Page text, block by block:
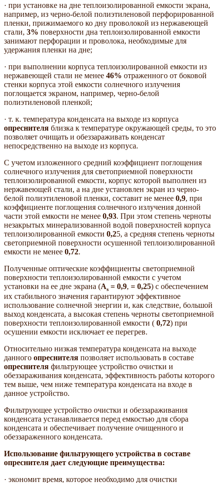
· при установке на дне теплоизолированной емкости экрана,
например, из черно-белой полиэтиленовой перфорированной
пленки, прижимаемого ко дну проволокой из нержавеющей
стали, 3% поверхности дна теплоизолированной емкости
занимают перфорации и проволока, необходимые для
удержания пленки на дне;
· при выполнении корпуса теплоизолированной емкости из
нержавеющей стали не менее 46% отраженного от боковой
стенки корпуса этой емкости солнечного излучения
поглощается экраном, например, черно-белой
полиэтиленовой пленкой;
· т. к. температура конденсата на выходе из корпуса
опреснителя близка к температуре окружающей среды, то это
позволяет очищать и обеззараживать конденсат
непосредственно на выходе из корпуса.
С учетом изложенного средний коэффициент поглощения
солнечного излучения для светоприемной поверхности
теплоизолированной емкости, корпус которой выполнен из
нержавеющей стали, а на дне установлен экран из черно-
белой полиэтиленовой пленки, составит не менее 0,9, при
коэффициенте поглощения солнечного излучения донной
части этой емкости не менее 0,93. При этом степень черноты
незакрытых минерализованной водой поверхностей корпуса
теплоизолированной емкости 0,25, а средняя степень черноты
светоприемной поверхности осушенной теплоизолированной
емкости не менее 0,72.
Полученные оптические коэффициенты светоприемной
поверхности теплоизолированной емкости с учетом
установки на ее дне экрана (As = 0,9, = 0,25) с обеспечением
их стабильного значения гарантируют эффективное
использование солнечной энергии и, как следствие, большой
выход конденсата, а высокая степень черноты светоприемной
поверхности теплоизолированной емкости ( 0,72) при
осушении емкости исключает ее перегрев.
Относительно низкая температура конденсата на выходе
данного опреснителя позволяет использовать в составе
опреснителя фильтрующее устройство очистки и
обеззараживания конденсата, эффективность работы которого
тем выше, чем ниже температура конденсата на входе в
данное устройство.
Фильтрующее устройство очистки и обеззараживания
конденсата устанавливается перед емкостью для сбора
конденсата и обеспечивает получение очищенного и
обеззараженного конденсата.
Использование фильтрующего устройства в составе
опреснителя дает следующие преимущества:
· экономит время, которое необходимо для очистки